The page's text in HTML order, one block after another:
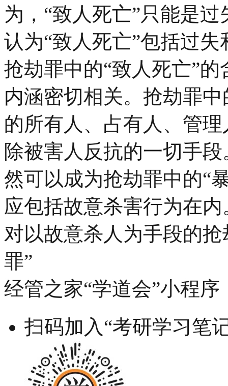
为，“致人死亡”只能是
认为“致人死亡”包括过
抢劫罪中的“致人死亡”
内涵密切相关。抢劫罪
的所有人、占有人、管
除被害人反抗的一切手
然可以成为抢劫罪中的“
应包括故意杀害行为在
对以故意杀人为手段的
罪”
经管之家“学道会”小程序
扫码加入“考研学习笔